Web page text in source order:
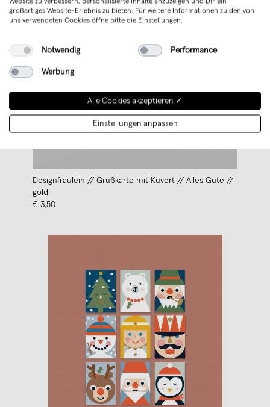
Designfräulein // Grußkarte mit Kuvert // Alles Gute //
gold
€ 3,50
Website zu verbessern, personalisierte Inhalte anzuzeigen und Dir ein
großartiges Website-Erlebnis zu bieten. Für weitere Informationen zu den von
uns verwendeten Cookies öffne bitte die Einstellungen.
Notwendig Performance
Werbung
Alle Cookies akzeptieren ✓
Einstellungen anpassen